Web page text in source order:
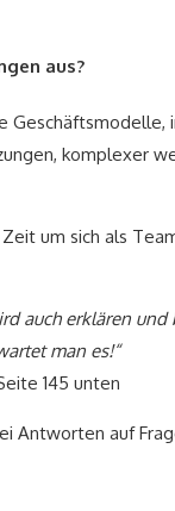
aus?
komplexer
um sich als
auch erklären
man es!“
145 unten
Antworten auf